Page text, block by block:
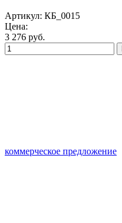
Артикул: КБ_0015
Цена:
3 276 руб.
коммерческое предложение